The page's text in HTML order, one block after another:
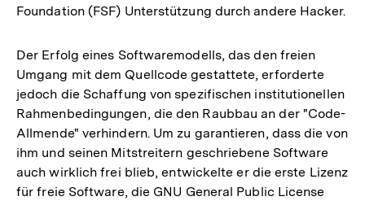
der
Foundation (FSF) Unterstützung durch andere Hacker.
Der Erfolg eines Softwaremodells, das den freien
Umgang mit dem Quellcode gestattete, erforderte
jedoch die Schaffung von spezifischen institutionellen
Rahmenbedingungen, die den Raubbau an der "Code-
Allmende" verhindern. Um zu garantieren, dass die von
ihm und seinen Mitstreitern geschriebene Software
auch wirklich frei blieb, entwickelte er die erste Lizenz
für freie Software, die GNU General Public License